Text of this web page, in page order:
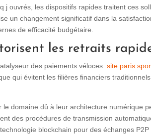
j ouvrés, les dispositifs rapides traitent ces
un changement significatif dans la
de efficacité budgétaire.
les retraits
des paiements véloces.site paris
qui évitent les filières financiers
domaine dû à leur architecture numérique
des procédures de transmission
blockchain pour des échanges